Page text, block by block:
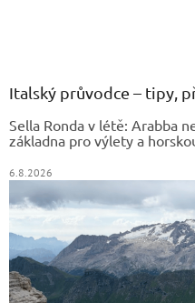
Italský průvodce – tipy,
Sella Ronda v létě: Arabba
základna pro výlety a
6.8.2026